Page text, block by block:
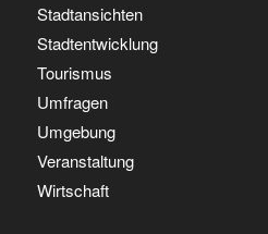
Stadtansichten
Stadtentwicklung
Tourismus
Umfragen
Umgebung
Veranstaltung
Wirtschaft